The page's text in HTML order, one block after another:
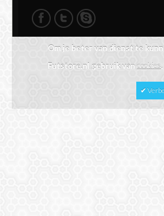
Om je beter van dienst te
Futstore.nl gebruik vancookies.
✔